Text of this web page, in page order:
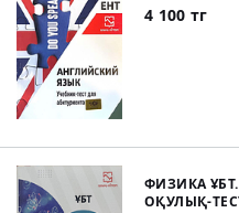
4 100 тг
ФИЗИКА
ОҚУЛЫҚ-